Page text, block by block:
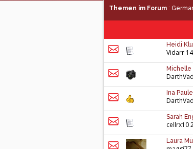
Themen im Forum :
Heidi
Vidarr
Michelle
Ina
Sarah
cellrx10
Laura